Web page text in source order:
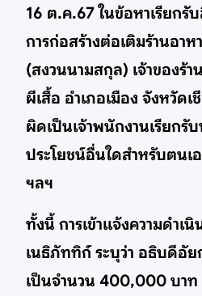
16 ต.ค.67 ในข้อหาเรียก
การก่อสร้างต่อเติมร้านอา
(สงวนนามสกุล) เจ้าของร้
ผีเสื้อ อำเภอเมือง จังหวัดเ
ผิดเป็นเจ้าพนักงานเรียกรั
ประโยชน์อื่นใดสำหรับตน
ฯลฯ
ทั้งนี้ การเข้าแจ้งความดำเ
เนธิภัททิก์ ระบุว่า อธิบดีอัย
เป็นจำนวน 400,000 บาท